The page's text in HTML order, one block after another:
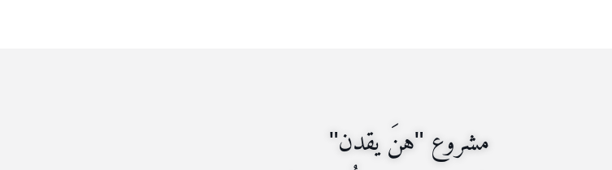
مشروع "هنَ يقدن"‏